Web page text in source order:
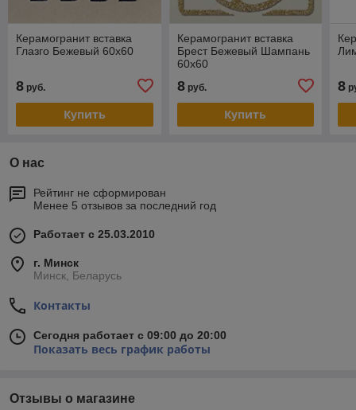
Керамогранит вставка
Глазго Бежевый 60х60
8 руб.
Купить
Керамогранит вставка
Брест Бежевый Шампань
60х60
8руб.
Купить
8
О нас
Рейтинг не сформирован
Менее 5 отзывов за последний год
Работает с 25.03.2010
г. Минск
Минск, Беларусь
Контакты
Сегодня работает с 09:00 до 20:00
Показать весь график работы
Отзывы о магазине